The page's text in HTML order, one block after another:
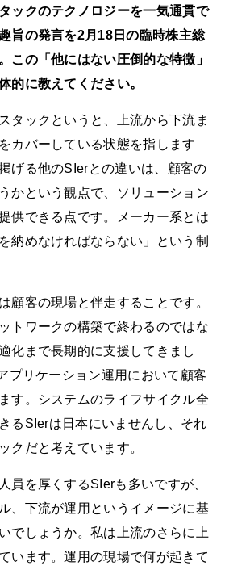
ックのテクノロジーを一気通貫で
旨の発言を2月18日の臨時株主総
この「他にはない圧倒的な特徴」
的に教えてください。
タックというと、上流から下流ま
カバーしている状態を指します
げる他のSIerとの違いは、顧客の
かという観点で、ソリューション
供できる点です。メーカー系とは
納めなければならない」という制
顧客の現場と伴走することです。
トワークの構築で終わるのではな
化まで長期的に支援してきまし
プリケーション運用において顧客
す。システムのライフサイクル全
るSIerは日本にいませんし、それ
クだと考えています。
員を厚くするSIerも多いですが、
、下流が運用というイメージに基
でしょうか。私は上流のさらに上
います。運用の現場で何が起きて